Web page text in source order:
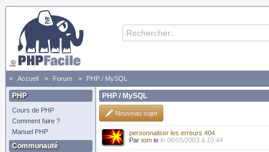
Accueil Forum PHP / MySQL
PHP
Cours de PHP
Comment faire ?
Manuel PHP
Communauté
PHP / MySQL
Nouveau sujet
personnaliser les erreurs 404
Par tom le le 06/05/2003 à 10:44